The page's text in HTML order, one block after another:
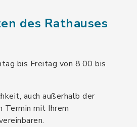
des Rathauses
bis Freitag von 8.00 bis
auch außerhalb der
Termin mit Ihrem